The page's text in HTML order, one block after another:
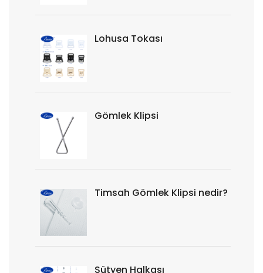
Lohusa Tokası
Gömlek Klipsi
Timsah Gömlek Klipsi nedir?
Sütyen Halkası